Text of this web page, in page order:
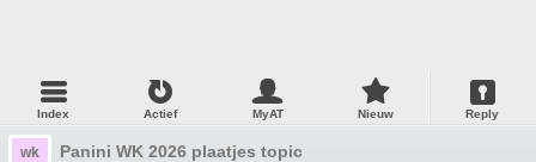
Index Actief MyAT Nieuw Reply
wk Panini WK 2026 plaatjes topic